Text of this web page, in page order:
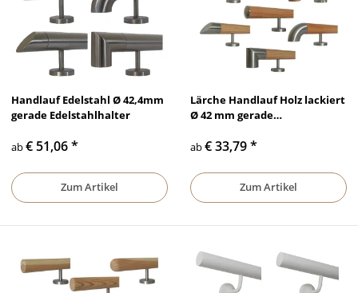
Handlauf Edelstahl Ø 42,4mm
gerade Edelstahlhalter
ab€ 51,06*
Zum Artikel
Lärche Handlauf Holz lackiert
Ø 42 mm gerade
ab€ 33,79*
Zum Artikel